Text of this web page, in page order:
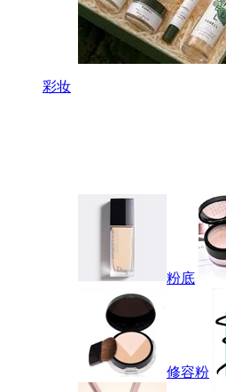
彩妆
粉底
修容粉